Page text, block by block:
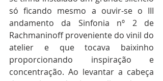
só ficando mesmo a ouvir-se o III
andamento da Sinfonia nº 2 de
Rachmaninoff proveniente do vinil do
atelier e que tocava baixinho
proporcionando inspiração e
concentração. Ao levantar a cabeça